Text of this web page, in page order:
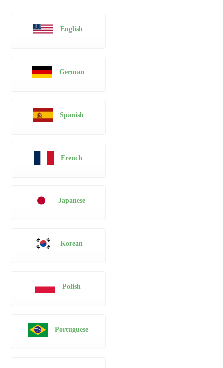
English
German
Spanish
French
Japanese
Korean
Polish
Portuguese